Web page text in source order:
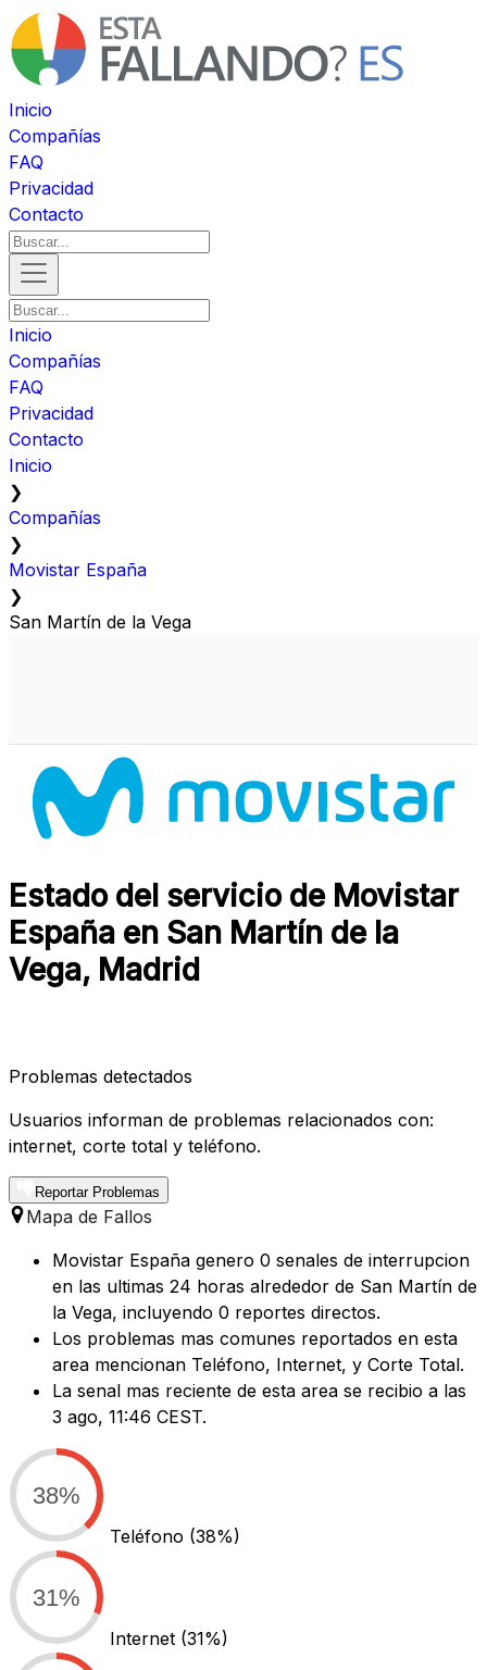
Inicio
Compañías
FAQ
Privacidad
Contacto
Inicio
Compañías
FAQ
Privacidad
Contacto
Inicio
❯
Compañías
❯
Movistar España
❯
San Martín de la Vega
Estado del servicio de Movistar
España en San Martín de la
Vega, Madrid
Problemas detectados
Usuarios informan de problemas relacionados con:
internet, corte total y teléfono.
Reportar Problemas
Mapa de Fallos
Movistar España genero 0 senales de interrupcion
en las ultimas 24 horas alrededor de San Martín de
la Vega, incluyendo 0 reportes directos.
Los problemas mas comunes reportados en esta
area mencionan Teléfono, Internet, y Corte Total.
La senal mas reciente de esta area se recibio a las
3 ago, 11:46 CEST.
38%
Teléfono (38%)
31%
Internet (31%)